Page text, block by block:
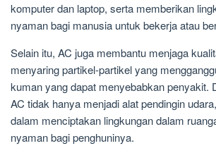
komputer dan laptop, serta memberikan
nyaman bagi manusia untuk bekerja atau
Selain itu, AC juga membantu menjaga
menyaring partikel-partikel yang
kuman yang dapat menyebabkan penyakit.
AC tidak hanya menjadi alat pendingin
dalam menciptakan lingkungan dalam
nyaman bagi penghuninya.